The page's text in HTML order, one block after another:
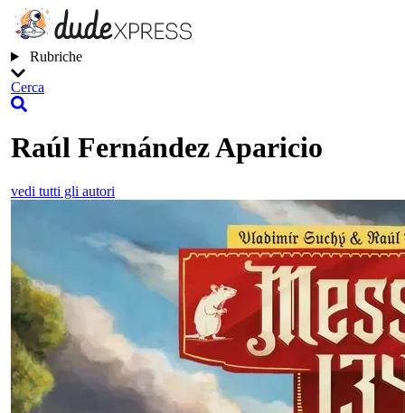
Rubriche
Cerca
Raúl Fernández Aparicio
vedi tutti gli autori